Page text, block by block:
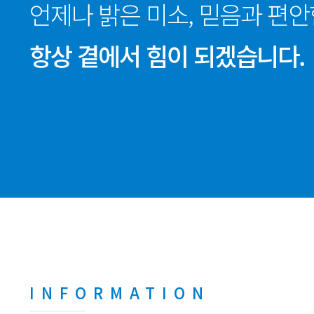
언제나 밝은 미소, 믿음과 편
항상 곁에서 힘이 되겠습니다.
INFORMATION